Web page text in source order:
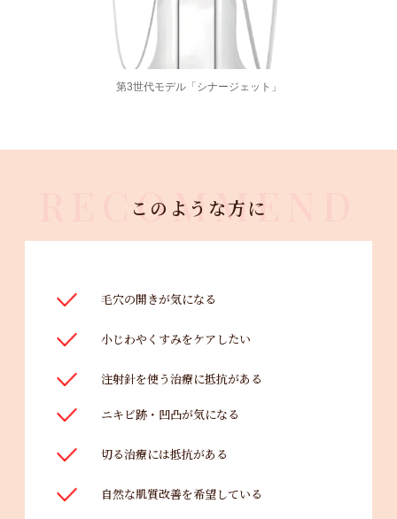
第3世代モデル「シナージェット」
このような方に
RECOMMEND
毛穴の開きが気になる
小じわやくすみをケアしたい
注射針を使う治療に抵抗がある
ニキビ跡・凹凸が気になる
切る治療には抵抗がある
自然な肌質改善を希望している